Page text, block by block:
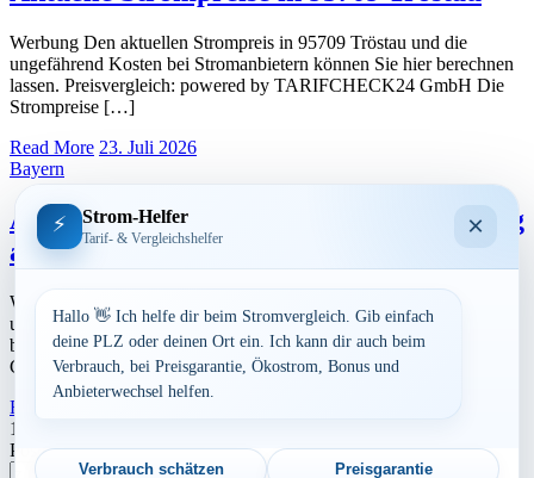
Werbung Den aktuellen Strompreis in 95709 Tröstau und die
ungefährend Kosten bei Stromanbietern können Sie hier berechnen
lassen. Preisvergleich: powered by TARIFCHECK24 GmbH Die
Strompreise […]
Read More 23. Juli 2026
Bayern
Aktuelle Strompreise in 95691 Hohenberg
a.d. Eger
Werbung Den aktuellen Strompreis in 95691 Hohenberg a.d. Eger
und die ungefährend Kosten bei Stromanbietern können Sie hier
berechnen lassen. Preisvergleich: powered by TARIFCHECK24
GmbH […]
Read More
Seitennummerierung
der
1
Postleitzahl eingeben
Suchen
⚡ Strom-Helfer
Tarif- & Vergleichshelfer ×
Hallo 👋 Ich helfe dir beim Stromvergleich. Gib einfach
deine PLZ oder deinen Ort ein. Ich kann dir auch beim
Verbrauch, bei Preisgarantie, Ökostrom, Bonus und
Anbieterwechsel helfen.
Verbrauch schätzen Preisgarantie